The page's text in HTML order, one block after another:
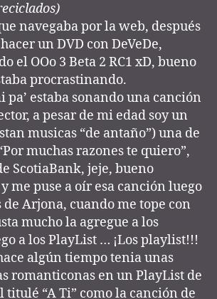
navegaba por la web, después
un DVD con DeVeDe,
el OOo 3 Beta 2 RC1 xD, bueno
procrastinando.
pa’ estaba sonando una canción
a pesar de mi edad soy un
musicas “de antaño”) una de
muchas razones te quiero”,
ScotiaBank, jeje, bueno
me puse a oír esa canción luego
de Arjona, cuando me tope con
mucho la agregue a los
a los PlayList … ¡Los playlist!!!
algún tiempo tenia unas
romanticonas en un PlayList de
titulé “A Ti” como la canción de